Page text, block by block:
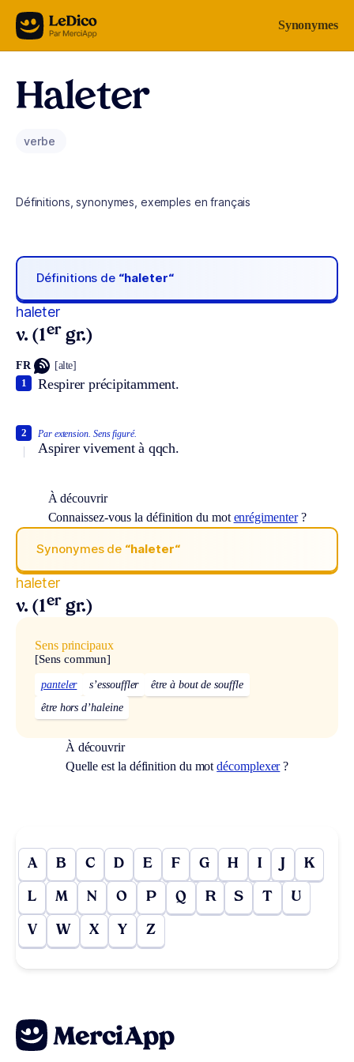
Aller au contenu Synonymes
Haleter
verbe
Définitions, synonymes, exemples en français
Définitions de “haleter“
haleter
v. (1er gr.)
FR [alte]
Respirer précipitamment.
1
Par extension. Sens figuré.
Aspirer vivement à qqch.
2
À découvrir
Connaissez-vous la définition du mot enrégimenter?
Synonymes de “haleter“
haleter
v. (1er gr.)
Sens principaux
[Sens commun]
panteler s’essouffler
être à bout de souffle
être hors d’haleine
À découvrir
Quelle est la définition du motdécomplexer?
A B C D E F G H I J K
L M N O P Q R S T U
V W X Y Z